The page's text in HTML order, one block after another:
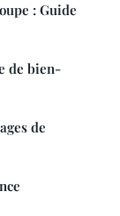
: Guide
de bien-
de